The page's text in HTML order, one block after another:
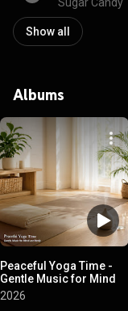
Show all
Albums
Peaceful Yoga Time -
Gentle Music for Mind
and Body
2026